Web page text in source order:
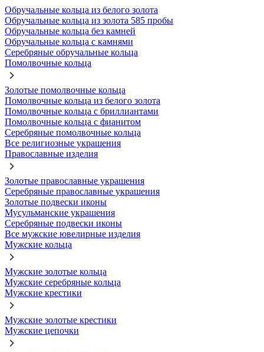
Обручальные кольца из белого золота
Обручальные кольца из золота 585 пробы
Обручальные кольца без камней
Обручальные кольца с камнями
Серебряные обручальные кольца
Помолвочные кольца
Золотые помолвочные кольца
Помолвочные кольца из белого золота
Помолвочные кольца с бриллиантами
Помолвочные кольца с фианитом
Серебряные помолвочные кольца
Все религиозные украшения
Православные изделия
Золотые православные украшения
Серебряные православные украшения
Золотые подвески иконы
Мусульманские украшения
Серебряные подвески иконы
Все мужские ювелирные изделия
Мужские кольца
Мужские золотые кольца
Мужские серебряные кольца
Мужские крестики
Мужские золотые крестики
Мужские цепочки